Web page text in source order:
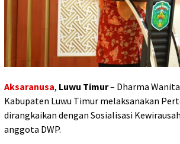
Aksaranusa, Luwu Timur– Dharma
Kabupaten Luwu Timur melaksanakan
dirangkaikan dengan Sosialisasi
anggota DWP.